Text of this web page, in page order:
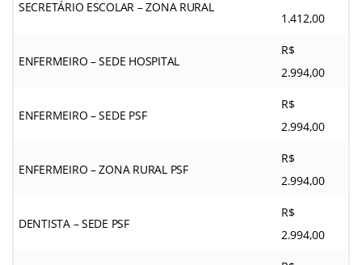
SECRETÁRIO ESCOLAR – ZONA RURAL
1.412,00
ENFERMEIRO – SEDE HOSPITAL
R$
2.994,00
ENFERMEIRO – SEDE PSF
R$
2.994,00
ENFERMEIRO – ZONA RURAL PSF
R$
2.994,00
DENTISTA – SEDE PSF
R$
2.994,00